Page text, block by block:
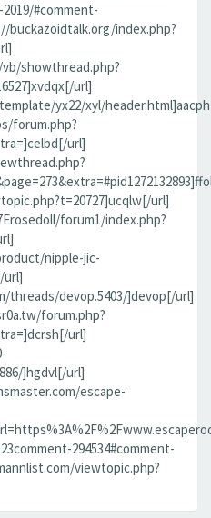
#comment-
buckazoidtalk.org/index.php?
showthread.php?
url]
yx22/xyl/
forum.php?
url]
url]
forum1/index.php?
nipple-jic-
url]
threads/devop.5403/]devop[/url]
forum.php?
url]
]hgdvl[/url]
escape-
294534#comment-
viewtopic.php?